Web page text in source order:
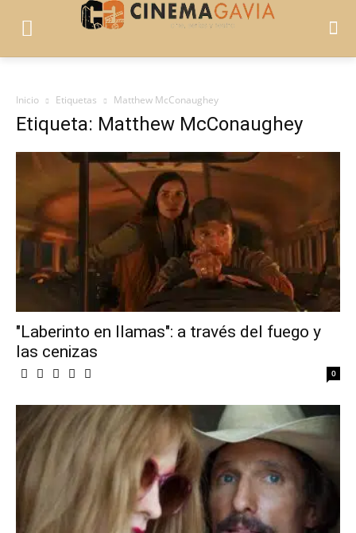
Inicio Etiquetas Matthew McConaughey
Etiqueta: Matthew McConaughey
"Laberinto en llamas": a través del fuego y
las cenizas
0